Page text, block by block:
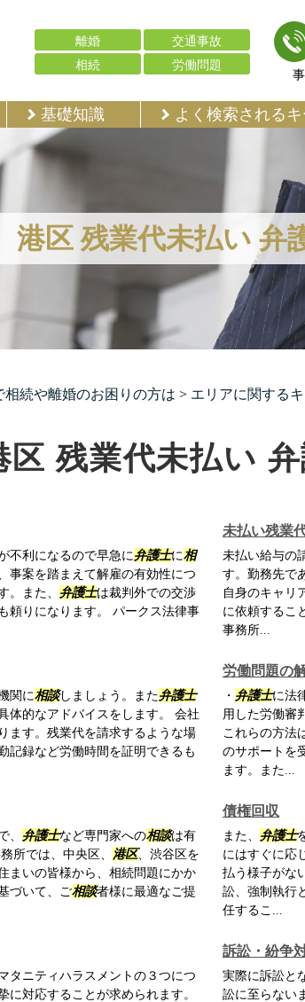
港区 残業代未払い 弁
離婚
交通事故
相続
労働問題
基礎知識 よく検索される
続や離婚のお困りの方は > エリアに関する
区 残業代未払い
不利になるので早急に弁護士に相
事案を踏まえて解雇の有効性につ
。また、 弁護士は裁判外での交渉
頼りになります。 パークス法律事
未払い残業
未払い給与の
す。勤務先で
自身のキャリ
に依頼するこ
事務所...
関に相談しましょう。また弁護士
体的なアドバイスをします。 会社
ます。残業代を請求するような場
記録など労働時間を証明できるも
労働問題の
・ 弁護士に法
用した労働審
これらの方法
のサポートを
ます。また...
、 弁護士など専門家への相談は有
所では、中央区、 港区、渋谷区を
まいの皆様から、相続問題にかか
づいて、ご相談者様に最適なご提
債権回収
また、 弁護士
にはすぐに応
払う様子がな
訟、強制執行
任するこ...
タニティハラスメントの３つにつ
に対応することが求められます。
訴訟・紛争
実際に訴訟と
訟に至らない